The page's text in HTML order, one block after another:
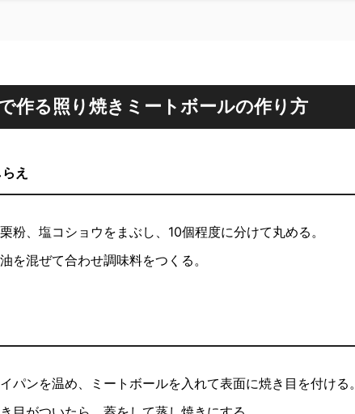
作る照り焼きミートボールの作り方
え
粉、塩コショウをまぶし、10個程度に分けて丸める。
を混ぜて合わせ調味料をつくる。
パンを温め、ミートボールを入れて表面に焼き目を付ける。